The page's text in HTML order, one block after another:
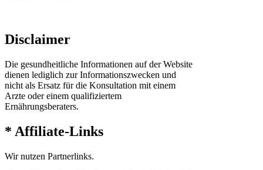
Disclaimer
Die gesundheitliche Informationen auf der Website
dienen lediglich zur Informationszwecken und
nicht als Ersatz für die Konsultation mit einem
Arzte oder einem qualifiziertem
Ernährungsberaters.
* Affiliate-Links
Wir nutzen Partnerlinks.